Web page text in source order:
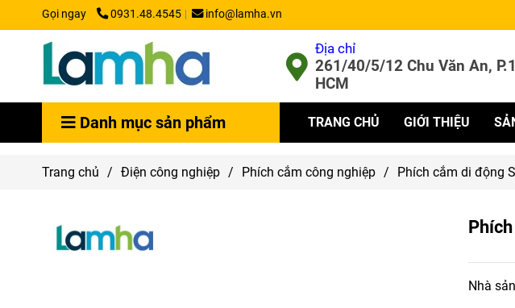
Gọi ngay 0931.48.4545 info@lamha.vn
Địa chỉ
261/40/5/12 Chu Văn An,
HCM
Danh mục sản phẩm TRANG CHỦ GIỚI THIỆU
Trang chủ / Điện công nghiệp / Phích cắm công nghiệp / Phích cắm di động
Nhà